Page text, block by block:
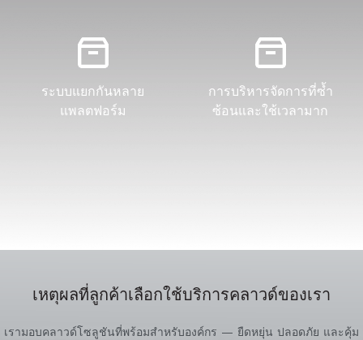
ระบบแยกกันหลาย
แพลตฟอร์ม
การบริหารจัดการที่ซ้ำ
ซ้อนและใช้เวลามาก
เหตุผลที่ลูกค้าเลือกใช้บริการคลาวด์ของเรา
เรามอบคลาวด์โซลูชันที่พร้อมสำหรับองค์กร — ยืดหยุ่น ปลอดภัย และคุ้ม